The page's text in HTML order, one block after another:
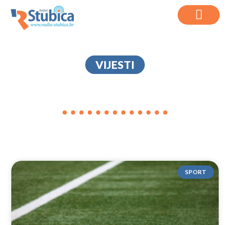
VIJESTI
SPORT